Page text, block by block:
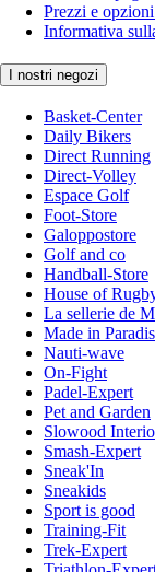
Prezzi e
Informativa
I nostri negozi
Basket-Center
Daily Bikers
Direct Running
Direct-Volley
Espace Golf
Foot-Store
Galoppostore
Golf and co
Handball-Store
House of
La sellerie de
Made in Paradis
Nauti-wave
On-Fight
Padel-Expert
Pet and Garden
Slowood
Smash-Expert
Sneak'In
Sneakids
Sport is good
Training-Fit
Trek-Expert